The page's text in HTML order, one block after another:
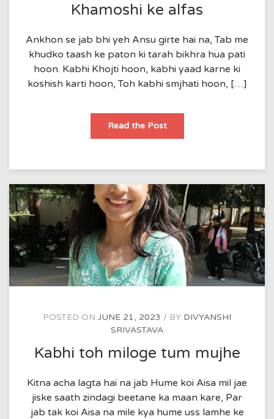
Khamoshi ke alfas
Ankhon se jab bhi yeh Ansu girte hai na, Tab me
khudko taash ke paton ki tarah bikhra hua pati
hoon. Kabhi Khojti hoon, kabhi yaad karne ki
koshish karti hoon, Toh kabhi smjhati hoon, […]
Read the PostKhamoshi
alfas
POSTED ON JUNE 21, 2023 BY DIVYANSHI
SRIVASTAVA
Kabhi toh miloge tum mujhe
Kitna acha lagta hai na jab Hume koi Aisa mil jae
jiske saath zindagi beetane ka maan kare, Par
jab tak koi Aisa na mile kya hume uss lamhe ke